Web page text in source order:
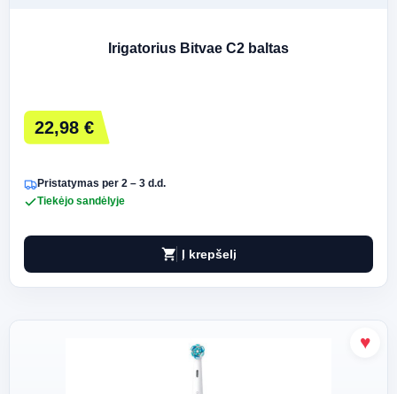
Irigatorius Bitvae C2 baltas
22,98 €
Pristatymas per 2 – 3 d.d.
Tiekėjo sandėlyje
shopping_cart Į krepšelį